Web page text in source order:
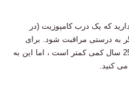
که یک درب کامپوزیت (در
بیاورد - اگر به درستی مراقبت شود. برای
درهای UPVC ، امید به زندگی در 20 تا 25 سال کمی کمتر است ، اما این به
کنید.